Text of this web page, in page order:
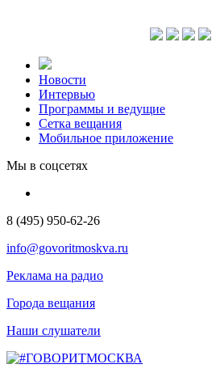
Новости
Интервью
Программы и ведущие
Сетка вещания
Мобильное приложение
Мы в соцсетях
8 (495) 950-62-26
info@govoritmoskva.ru
Реклама на радио
Города вещания
Наши слушатели